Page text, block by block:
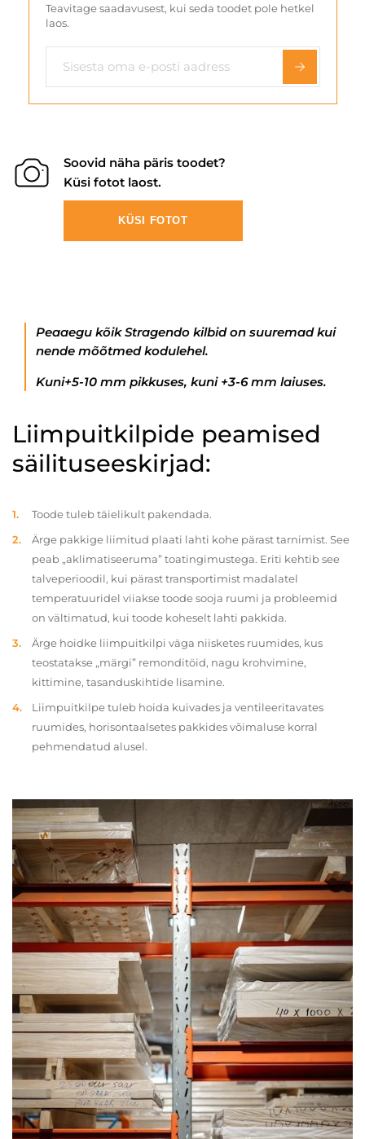
Teavitage saadavusest, kui seda toodet pole hetkel
laos.
Soovid näha päris toodet?
Küsi fotot laost.
KÜSI FOTOT
Peaaegu kõik Stragendo kilbid on suuremad kui
nende mõõtmed kodulehel.
Kuni+5-10 mm pikkuses, kuni +3-6 mm laiuses.
Liimpuitkilpide peamised
säilituseeskirjad:
Toode tuleb täielikult pakendada.
Ärge pakkige liimitud plaati lahti kohe pärast tarnimist. See
peab „aklimatiseeruma” toatingimustega. Eriti kehtib see
talveperioodil, kui pärast transportimist madalatel
temperatuuridel viiakse toode sooja ruumi ja probleemid
on vältimatud, kui toode koheselt lahti pakkida.
Ärge hoidke liimpuitkilpi väga niisketes ruumides, kus
teostatakse „märgi” remonditöid, nagu krohvimine,
kittimine, tasanduskihtide lisamine.
Liimpuitkilpe tuleb hoida kuivades ja ventileeritavates
ruumides, horisontaalsetes pakkides võimaluse korral
pehmendatud alusel.